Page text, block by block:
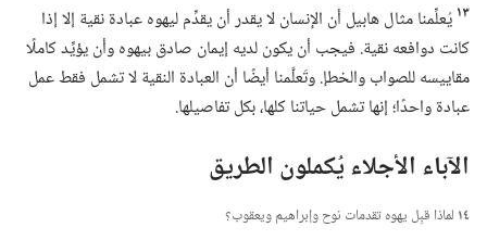
١٣ يُعلِّمنا مثال هابيل أن الإنسان لا يقدر أن يقدِّم ليهوه عبادة نقية إلا إذا
كانت دوافعه نقية.‏ فيجب أن يكون لديه إيمان صادق بيهوه وأن يؤيِّد كاملًا
مقاييسه للصواب والخطإ.‏ وتَعلَّمنا أيضًا أن العبادة النقية لا تشمل فقط عمل
عبادة واحدًا؛‏ إنها تشمل حياتنا كلها،‏ بكل تفاصيلها.‏
الآباء الأجلاء يُكملون الطريق
١٤ لماذا قبِل يهوه تقدمات نوح وإبراهيم ويعقوب؟‏